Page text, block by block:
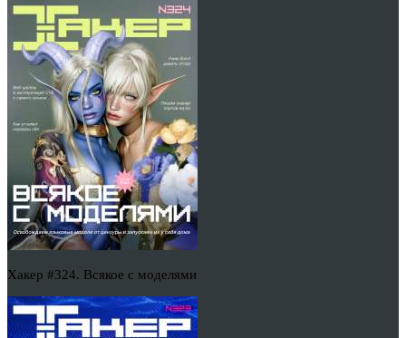
Хакер #324. Всякое с моделями